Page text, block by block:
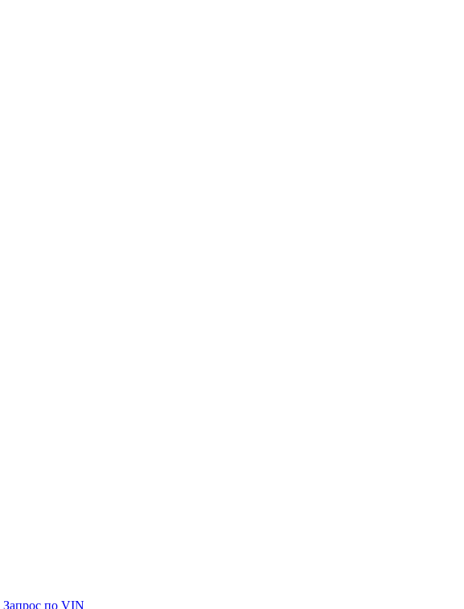
Запрос по VIN